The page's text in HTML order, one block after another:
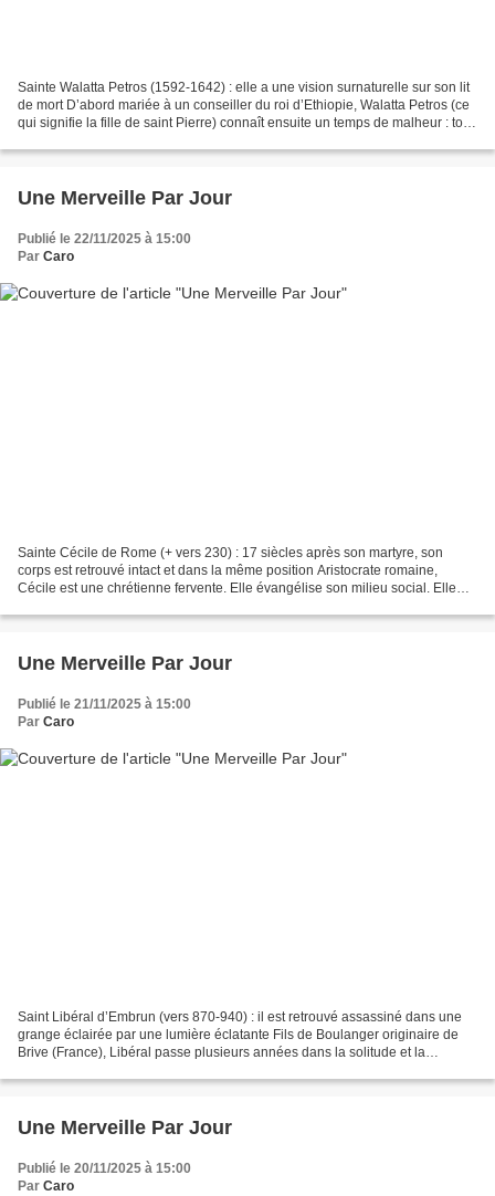
Sainte Walatta Petros (1592-1642) : elle a une vision surnaturelle sur son lit
de mort D’abord mariée à un conseiller du roi d’Ethiopie, Walatta Petros (ce
qui signifie la fille de saint Pierre) connaît ensuite un temps de malheur : tous
Une Merveille Par Jour
Publié le 22/11/2025 à 15:00
Par Caro
Sainte Cécile de Rome (+ vers 230) : 17 siècles après son martyre, son
corps est retrouvé intact et dans la même position Aristocrate romaine,
Cécile est une chrétienne fervente. Elle évangélise son milieu social. Elle
Une Merveille Par Jour
Publié le 21/11/2025 à 15:00
Par Caro
Saint Libéral d’Embrun (vers 870-940) : il est retrouvé assassiné dans une
grange éclairée par une lumière éclatante Fils de Boulanger originaire de
Brive (France), Libéral passe plusieurs années dans la solitude et la
Une Merveille Par Jour
Publié le 20/11/2025 à 15:00
Par Caro